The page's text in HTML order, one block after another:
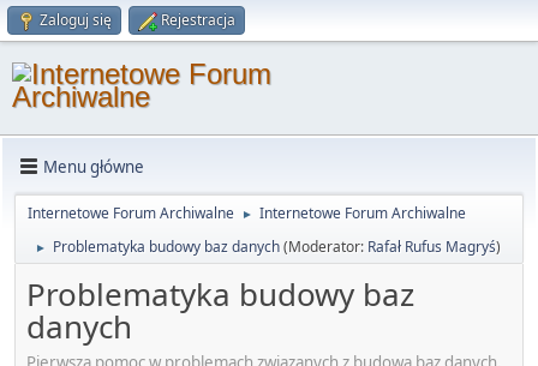
Zaloguj się Rejestracja
Menu główne
Internetowe Forum Archiwalne ► Internetowe Forum Archiwalne
► Problematyka budowy baz danych(Moderator: Rafał Rufus Magryś)
Problematyka budowy baz
danych